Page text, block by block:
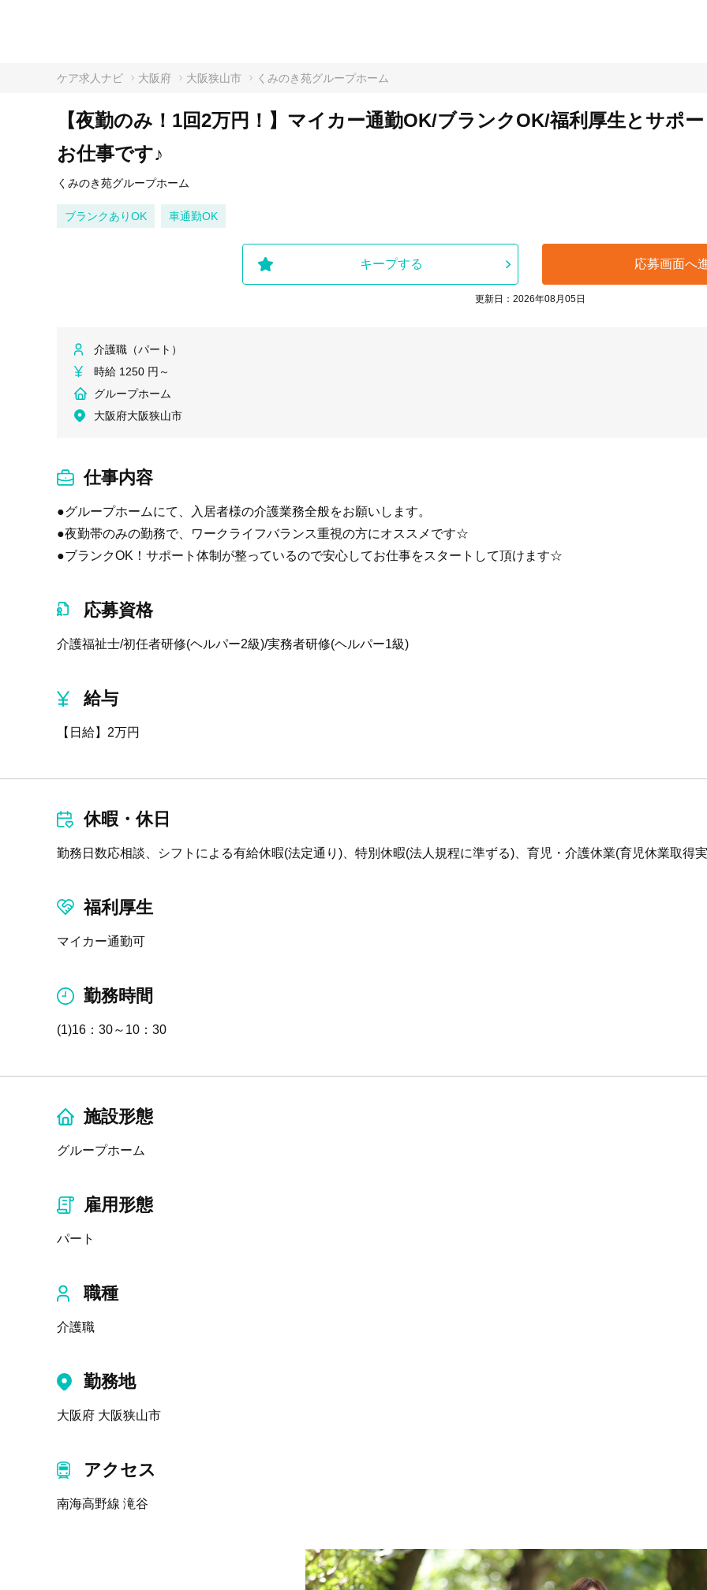
ケア求人ナビ 大阪府 大阪狭山市 くみのき苑グループホーム
【夜勤のみ！1回2万円！】マイカー通勤OK/ブランクOK/福利厚生とサポ
お仕事です♪
くみのき苑グループホーム
ブランクありOK 車通勤OK
キープする 応募画面へ
更新日：2026年08月05日
介護職（パート）
時給 1250 円～
グループホーム
大阪府大阪狭山市
仕事内容
●グループホームにて、入居者様の介護業務全般をお願いします。
●夜勤帯のみの勤務で、ワークライフバランス重視の方にオススメです☆
●ブランクOK！サポート体制が整っているので安心してお仕事をスタートして頂けます☆
応募資格
介護福祉士/初任者研修(ヘルパー2級)/実務者研修(ヘルパー1級)
給与
【日給】2万円
休暇・休日
勤務日数応相談、シフトによる有給休暇(法定通り)、特別休暇(法人規程に準ずる)、育児・介護休業(育児休業取得
福利厚生
マイカー通勤可
勤務時間
(1)16：30～10：30
施設形態
グループホーム
雇用形態
パート
職種
介護職
勤務地
大阪府 大阪狭山市
アクセス
南海高野線 滝谷